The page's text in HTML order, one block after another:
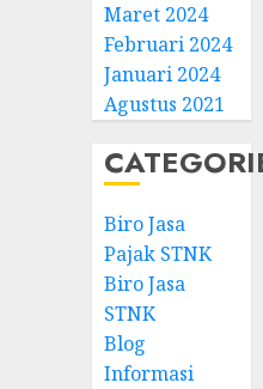
Maret 2024
Februari 2024
Januari 2024
Agustus 2021
Biro Jasa
Pajak STNK
Biro Jasa
STNK
Blog
Informasi